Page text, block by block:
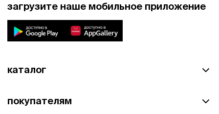
загрузите наше мобильное приложение
каталог
покупателям